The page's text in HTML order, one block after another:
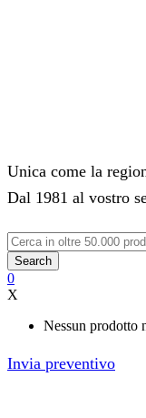
Unica come la
Dal 1981 al vostro
Search
0
X
Nessun prodotto
Invia preventivo